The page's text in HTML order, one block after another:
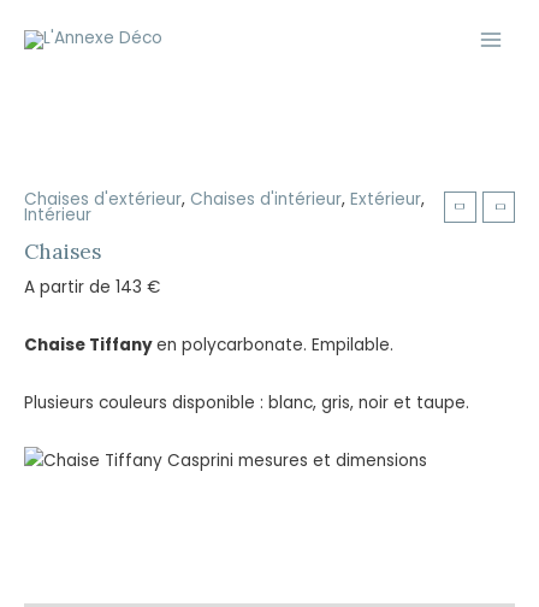
Chaises d'extérieur, Chaises d'intérieur, Extérieur,
Intérieur
Chaises
A partir de 143 €
Chaise Tiffanyen polycarbonate. Empilable.
Plusieurs couleurs disponible : blanc, gris, noir et taupe.